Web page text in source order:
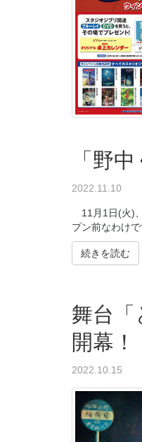
「野
2022.11.10
11月1日(火)
プン前なわけ
続きを読む
舞台
開幕
2022.10.15